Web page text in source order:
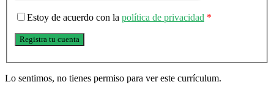
Estoy de acuerdo con la política de privacidad *
Lo sentimos, no tienes permiso para ver este currículum.